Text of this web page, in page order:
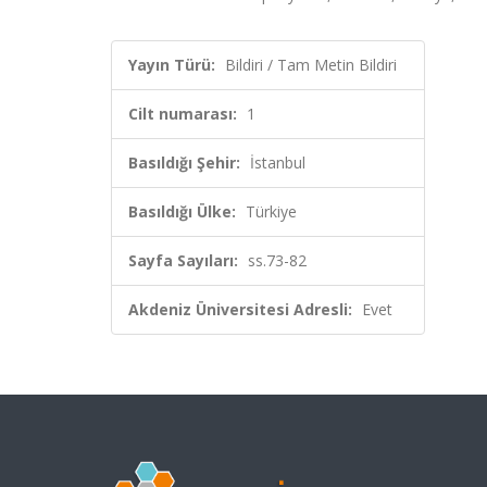
Yayın Türü: Bildiri / Tam Metin Bildiri
Cilt numarası: 1
Basıldığı Şehir: İstanbul
Basıldığı Ülke: Türkiye
Sayfa Sayıları: ss.73-82
Akdeniz Üniversitesi Adresli: Evet